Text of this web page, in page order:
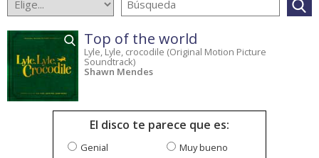
Top of the world
Lyle, Lyle, crocodile (Original Motion Picture
Soundtrack)
Shawn Mendes
El disco te parece que es:
Genial
Muy bueno